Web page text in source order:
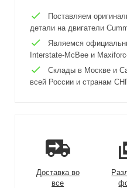
Поставляем
детали на двигатели
Являемся
Interstate-McBee и
Склады в Москве и
всей России и странам
Доставка во
все